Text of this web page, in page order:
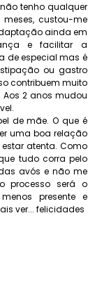
tenho qualquer
custou-me
ainda em
e facilitar a
de especial mas é
ou gastro
contribuem muito
2 anos mudou
de mãe. O que é
uma boa relação
atenta. Como
tudo corra pelo
avós e não me
processo será o
presente e
ver... felicidades